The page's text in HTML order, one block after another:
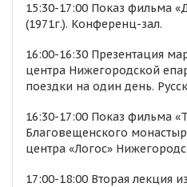
15:30-17:00 Показ фильма
(1971г.). Конференц-зал.
16:00-16:30 Презентация
центра Нижегородской
поездки на один день.
16:30-17:00 Показ фильма
Благовещенского
центра «Логос»
17:00-18:00 Вторая лекция